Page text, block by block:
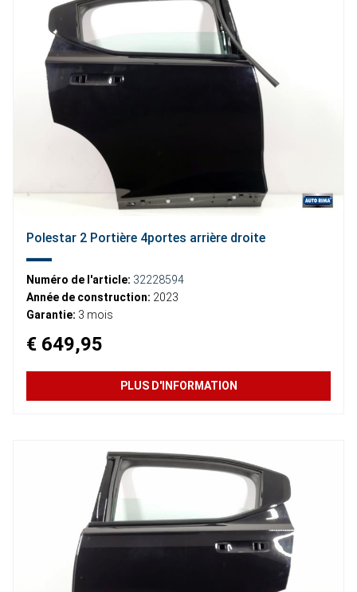
Polestar 2 Portière 4portes arrière droite
Numéro de l'article: 32228594
Année de construction: 2023
Garantie: 3 mois
€ 649,95
PLUS D'INFORMATION